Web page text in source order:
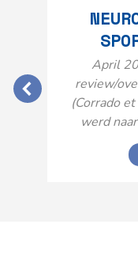
April
review/
(Corrado
werd